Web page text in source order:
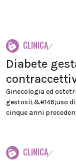
CLINICA
Diabete
Ginecologia ed
gestosiL&#146;uso
cinque anni
CLINICA